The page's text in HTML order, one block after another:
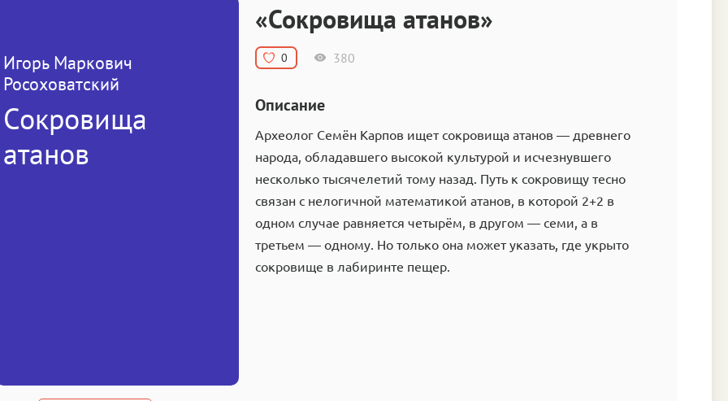
Драматургия
Компьютеры и Интернет
Фольклор
Игорь Маркович
Росоховатский
Сокровища
атанов
«Сокровища атанов»
0 380
Описание
Археолог Семён Карпов ищет сокровища атанов — древнего
народа, обладавшего высокой культурой и исчезнувшего
несколько тысячелетий тому назад. Путь к сокровищу тесно
связан с нелогичной математикой атанов, в которой 2+2 в
одном случае равняется четырём, в другом — семи, а в
третьем — одному. Но только она может указать, где укрыто
сокровище в лабиринте пещер.